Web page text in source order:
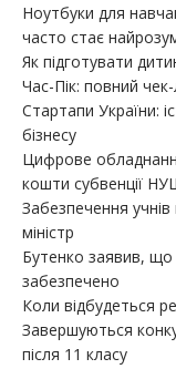
Ноутбуки для
часто стає
Як підготувати
Час-Пік: повний
Стартапи України:
бізнесу
Цифрове
кошти субвенції
Забезпечення
міністр
Бутенко заявив, що
забезпечено
Коли відбудеться
Завершуються
після 11 класу